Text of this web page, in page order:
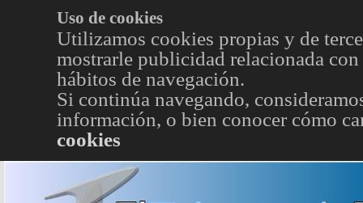
Uso de cookies
Utilizamos cookies propias y de
mostrarle publicidad relacionada
hábitos de navegación.
Si continúa navegando,
información, o bien conocer cómo
cookies